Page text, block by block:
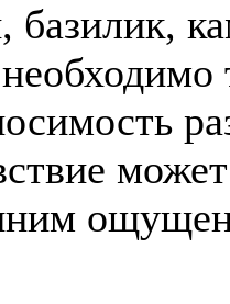
базилик,